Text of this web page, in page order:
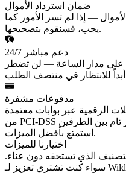
ضمان استرداد الأموال
— إذا لم تسر الأمور كما
يجب، فسنقوم بتصحيحها.
دعم مباشر 24/7
على مدار الساعة — لن تضطر
مدفوعات مشفرة
الرقمية عبر بوابات معتمدة
استمتع بأفضل الميزات.
اختيارنا للميزات
الذي تستحقه دون عناء.
سواء كنت تشتري تعزيز لـ Wild Rift، فأنت تتمتع بجميع الميزات